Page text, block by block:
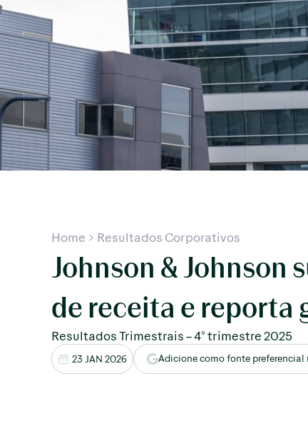
Home Resultados Corporativos
Johnson & Johnson
de receita e reporta
Resultados Trimestrais – 4° trimestre 2025
23 JAN 2026 Adicione como fonte preferencial